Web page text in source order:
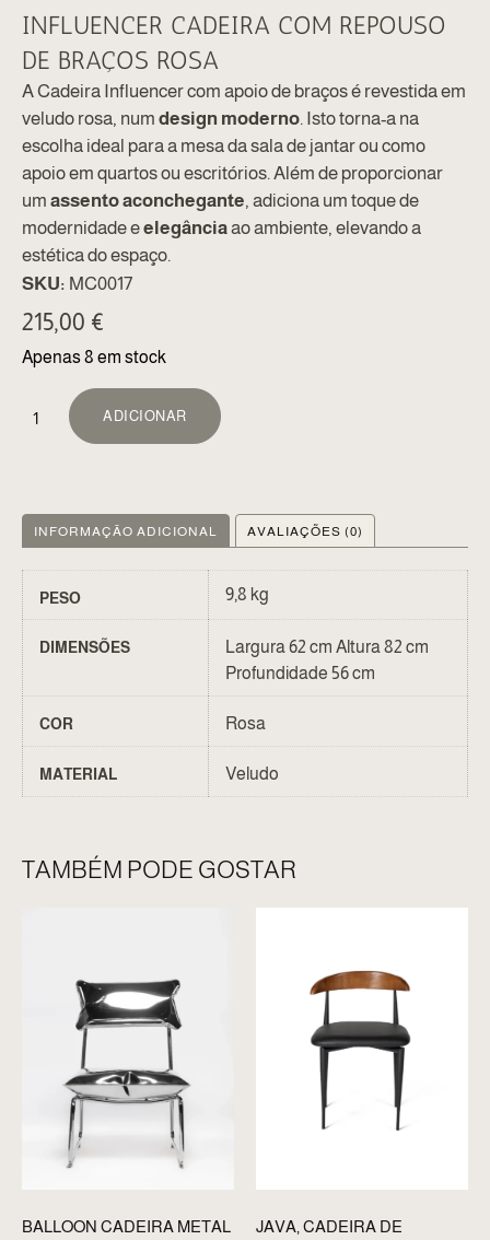
INFLUENCER CADEIRA COM REPOUSO
DE BRAÇOS ROSA
A Cadeira Influencer com apoio de braços é revestida em
veludo rosa, num design moderno. Isto torna-a na
escolha ideal para a mesa da sala de jantar ou como
apoio em quartos ou escritórios. Além de proporcionar
um assento aconchegante, adiciona um toque de
modernidade eelegânciaao ambiente, elevando a
estética do espaço.
SKU: MC0017
215,00 €
Apenas 8 em stock
ADICIONAR
INFORMAÇÃO ADICIONAL AVALIAÇÕES (0)
PESO 9,8 kg
DIMENSÕES
Largura 62 cm Altura 82 cm
Profundidade 56 cm
COR Rosa
MATERIAL Veludo
TAMBÉM PODE GOSTAR
BALLOON CADEIRA METAL JAVA, CADEIRA DE